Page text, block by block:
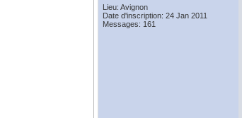
Lieu: Avignon
Date d'inscription: 24 Jan 2011
Messages: 161